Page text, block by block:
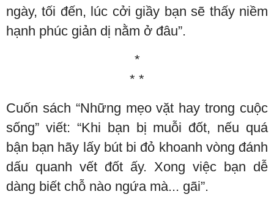
ngày, tối đến, lúc cởi giầy bạn sẽ thấy niềm
hạnh phúc giản dị nằm ở đâu”.
*
* *
Cuốn sách “Những mẹo vặt hay trong cuộc
sống” viết: “Khi bạn bị muỗi đốt, nếu quá
bận bạn hãy lấy bút bi đỏ khoanh vòng đánh
dấu quanh vết đốt ấy. Xong việc bạn dễ
dàng biết chỗ nào ngứa mà... gãi”.